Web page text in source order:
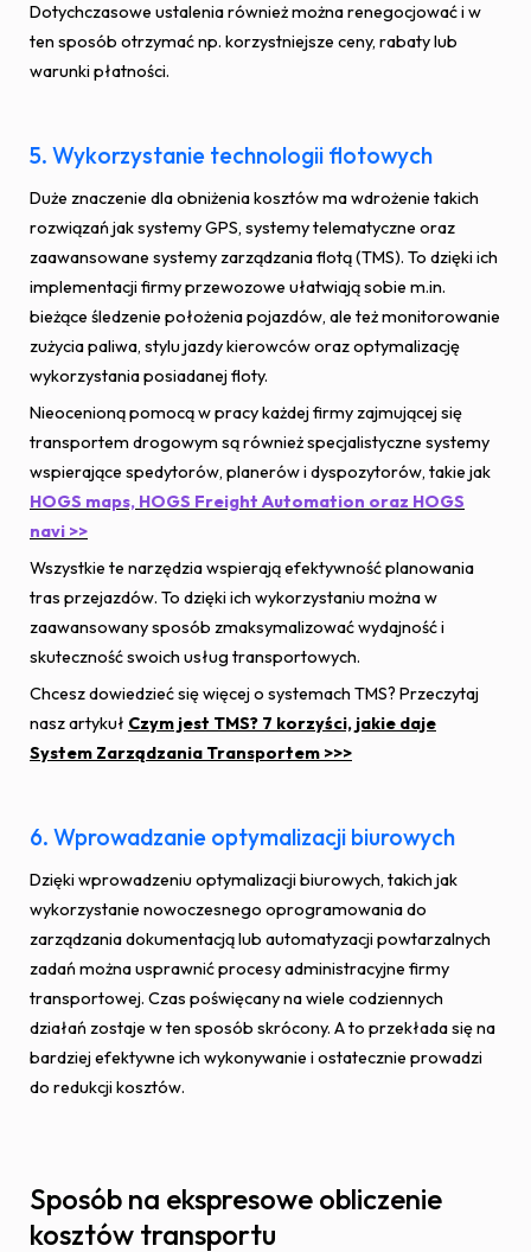
Dotychczasowe ustalenia również można renegocjować i w
ten sposób otrzymać np. korzystniejsze ceny, rabaty lub
warunki płatności.
5. Wykorzystanie technologii flotowych
Duże znaczenie dla obniżenia kosztów ma wdrożenie takich
rozwiązań jak systemy GPS, systemy telematyczne oraz
zaawansowane systemy zarządzania flotą (TMS). To dzięki ich
implementacji firmy przewozowe ułatwiają sobie m.in.
bieżące śledzenie położenia pojazdów, ale też monitorowanie
zużycia paliwa, stylu jazdy kierowców oraz optymalizację
wykorzystania posiadanej floty.
Nieocenioną pomocą w pracy każdej firmy zajmującej się
transportem drogowym są również specjalistyczne systemy
wspierające spedytorów, planerów i dyspozytorów, takie jak
HOGS maps, HOGS Freight Automation oraz HOGS
navi >>
Wszystkie te narzędzia wspierają efektywność planowania
tras przejazdów. To dzięki ich wykorzystaniu można w
zaawansowany sposób zmaksymalizować wydajność i
skuteczność swoich usług transportowych.
Chcesz dowiedzieć się więcej o systemach TMS? Przeczytaj
nasz artykuł Czym jest TMS? 7 korzyści, jakie daje
System Zarządzania Transportem >>>
6. Wprowadzanie optymalizacji biurowych
Dzięki wprowadzeniu optymalizacji biurowych, takich jak
wykorzystanie nowoczesnego oprogramowania do
zarządzania dokumentacją lub automatyzacji powtarzalnych
zadań można usprawnić procesy administracyjne firmy
transportowej. Czas poświęcany na wiele codziennych
działań zostaje w ten sposób skrócony. A to przekłada się na
bardziej efektywne ich wykonywanie i ostatecznie prowadzi
do redukcji kosztów.
Sposób na ekspresowe obliczenie
kosztów transportu